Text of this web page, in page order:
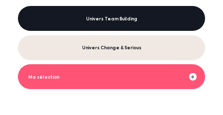
Univers Team Building
Univers Change & Serious
0
Ma sélection